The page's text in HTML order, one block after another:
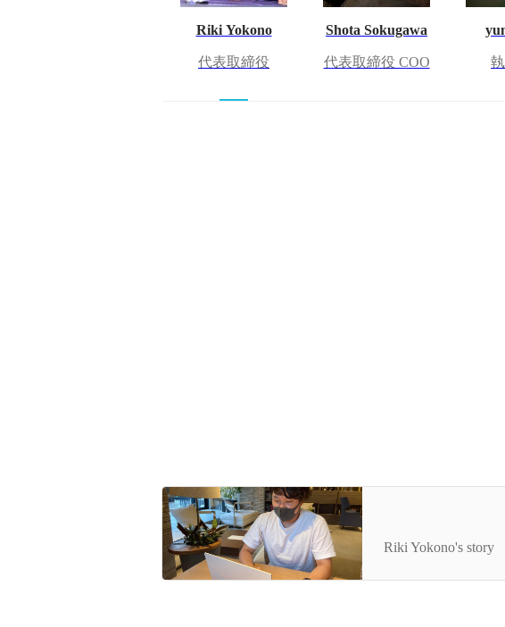
Riki Yokono
代表取締役
Shota Sokugawa
代表取締役 COO
カー日本ランカー
の横野さんが語る
向ける熱量の源泉
Riki Yokono's story